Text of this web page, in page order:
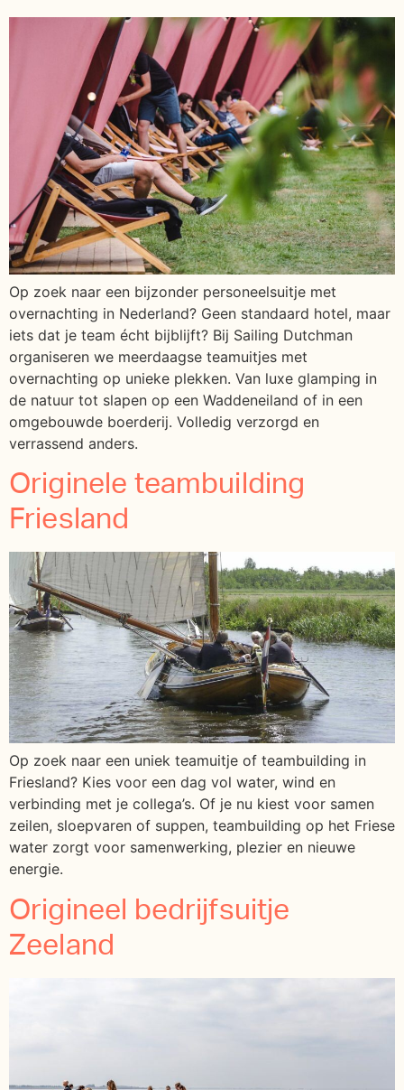
Op zoek naar een bijzonder personeelsuitje met
overnachting in Nederland? Geen standaard hotel, maar
iets dat je team écht bijblijft? Bij Sailing Dutchman
organiseren we meerdaagse teamuitjes met
overnachting op unieke plekken. Van luxe glamping in
de natuur tot slapen op een Waddeneiland of in een
omgebouwde boerderij. Volledig verzorgd en
verrassend anders.
Originele teambuilding
Friesland
Op zoek naar een uniek teamuitje of teambuilding in
Friesland? Kies voor een dag vol water, wind en
verbinding met je collega’s. Of je nu kiest voor samen
zeilen, sloepvaren of suppen, teambuilding op het Friese
water zorgt voor samenwerking, plezier en nieuwe
energie.
Origineel bedrijfsuitje
Zeeland